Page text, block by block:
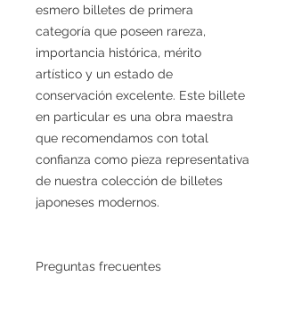
esmero billetes de primera
categoría que poseen rareza,
importancia histórica, mérito
artístico y un estado de
conservación excelente. Este billete
en particular es una obra maestra
que recomendamos con total
confianza como pieza representativa
de nuestra colección de billetes
japoneses modernos.
Preguntas frecuentes